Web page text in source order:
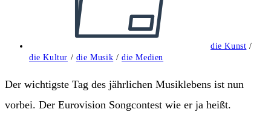
die Kunst /
die Kultur / die Musik / die Medien
Der wichtigste Tag des jährlichen Musiklebens ist nun
vorbei. Der Eurovision Songcontest wie er ja heißt.